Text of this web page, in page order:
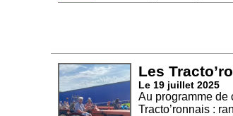
Les
Le 19 juillet 2025
Au programme de
Tracto’ronnais :